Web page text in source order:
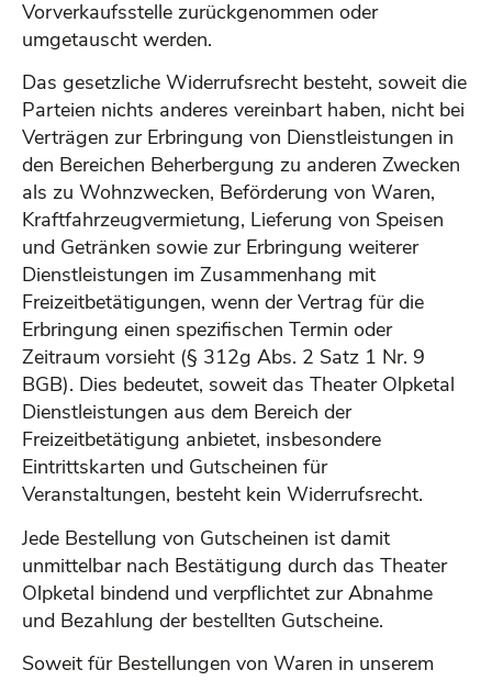
Vorverkaufsstelle zurückgenommen oder
umgetauscht werden.
Das gesetzliche Widerrufsrecht besteht, soweit die
Parteien nichts anderes vereinbart haben, nicht bei
Verträgen zur Erbringung von Dienstleistungen in
den Bereichen Beherbergung zu anderen Zwecken
als zu Wohnzwecken, Beförderung von Waren,
Kraftfahrzeugvermietung, Lieferung von Speisen
und Getränken sowie zur Erbringung weiterer
Dienstleistungen im Zusammenhang mit
Freizeitbetätigungen, wenn der Vertrag für die
Erbringung einen spezifischen Termin oder
Zeitraum vorsieht (§ 312g Abs. 2 Satz 1 Nr. 9
BGB). Dies bedeutet, soweit das Theater Olpketal
Dienstleistungen aus dem Bereich der
Freizeitbetätigung anbietet, insbesondere
Eintrittskarten und Gutscheinen für
Veranstaltungen, besteht kein Widerrufsrecht.
Jede Bestellung von Gutscheinen ist damit
unmittelbar nach Bestätigung durch das Theater
Olpketal bindend und verpflichtet zur Abnahme
und Bezahlung der bestellten Gutscheine.
Soweit für Bestellungen von Waren in unserem